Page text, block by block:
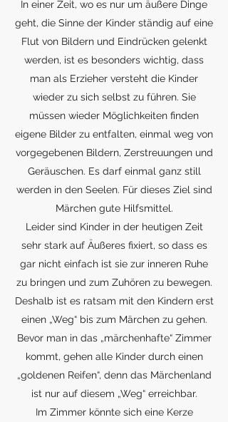
In einer Zeit, wo es nur um äußere Dinge
geht, die Sinne der Kinder ständig auf eine
Flut von Bildern und Eindrücken gelenkt
werden, ist es besonders wichtig, dass
man als Erzieher versteht die Kinder
wieder zu sich selbst zu führen. Sie
müssen wieder Möglichkeiten finden
eigene Bilder zu entfalten, einmal weg von
vorgegebenen Bildern, Zerstreuungen und
Geräuschen. Es darf einmal ganz still
werden in den Seelen. Für dieses Ziel sind
Märchen gute Hilfsmittel.
Leider sind Kinder in der heutigen Zeit
sehr stark auf Äußeres fixiert, so dass es
gar nicht einfach ist sie zur inneren Ruhe
zu bringen und zum Zuhören zu bewegen.
Deshalb ist es ratsam mit den Kindern erst
einen „Weg“ bis zum Märchen zu gehen.
Bevor man in das „märchenhafte“ Zimmer
kommt, gehen alle Kinder durch einen
„goldenen Reifen“, denn das Märchenland
ist nur auf diesem „Weg“ erreichbar.
Im Zimmer könnte sich eine Kerze